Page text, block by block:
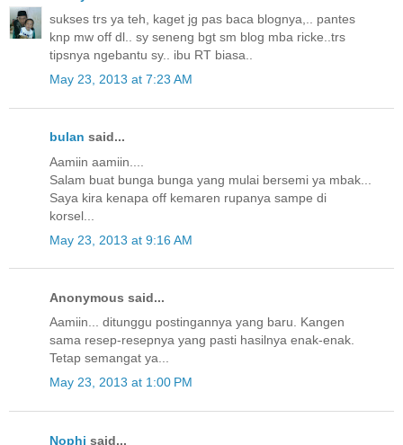
sukses trs ya teh, kaget jg pas baca blognya,.. pantes
knp mw off dl.. sy seneng bgt sm blog mba ricke..trs
tipsnya ngebantu sy.. ibu RT biasa..
May 23, 2013 at 7:23 AM
bulan said...
Aamiin aamiin....
Salam buat bunga bunga yang mulai bersemi ya mbak...
Saya kira kenapa off kemaren rupanya sampe di
korsel...
May 23, 2013 at 9:16 AM
Anonymous said...
Aamiin... ditunggu postingannya yang baru. Kangen
sama resep-resepnya yang pasti hasilnya enak-enak.
Tetap semangat ya...
May 23, 2013 at 1:00 PM
Nophi said...